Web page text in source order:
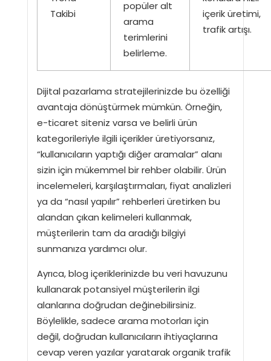
Takibi
popüler alt
arama
terimlerini
belirleme.
içerik üretimi,
trafik artışı.
Dijital pazarlama stratejilerinizde bu özelliği
avantaja dönüştürmek mümkün. Örneğin,
e-ticaret siteniz varsa ve belirli ürün
kategorileriyle ilgili içerikler üretiyorsanız,
“kullanıcıların yaptığı diğer aramalar” alanı
sizin için mükemmel bir rehber olabilir. Ürün
incelemeleri, karşılaştırmaları, fiyat analizleri
ya da “nasıl yapılır” rehberleri üretirken bu
alandan çıkan kelimeleri kullanmak,
müşterilerin tam da aradığı bilgiyi
sunmanıza yardımcı olur.
Ayrıca, blog içeriklerinizde bu veri havuzunu
kullanarak potansiyel müşterilerin ilgi
alanlarına doğrudan değinebilirsiniz.
Böylelikle, sadece arama motorları için
değil, doğrudan kullanıcıların ihtiyaçlarına
cevap veren yazılar yaratarak organik trafik